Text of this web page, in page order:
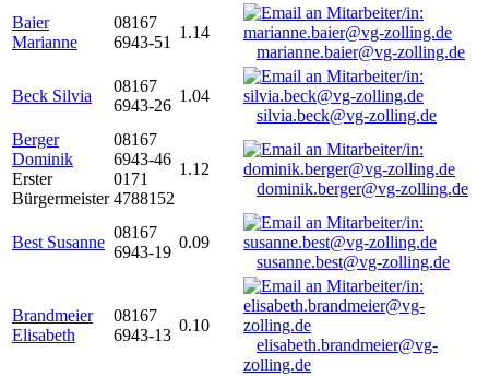
Baier
Marianne
08167
6943-51
1.14
marianne.baier@vg-zolling.de
Beck Silvia
08167
6943-26
1.04
silvia.beck@vg-zolling.de
Berger
Dominik
Erster
Bürgermeister
08167
6943-46
0171
4788152
1.12
dominik.berger@vg-zolling.de
Best Susanne
08167
6943-19
0.09
susanne.best@vg-zolling.de
Brandmeier
Elisabeth
08167
6943-13
0.10
elisabeth.brandmeier@vg-
zolling.de